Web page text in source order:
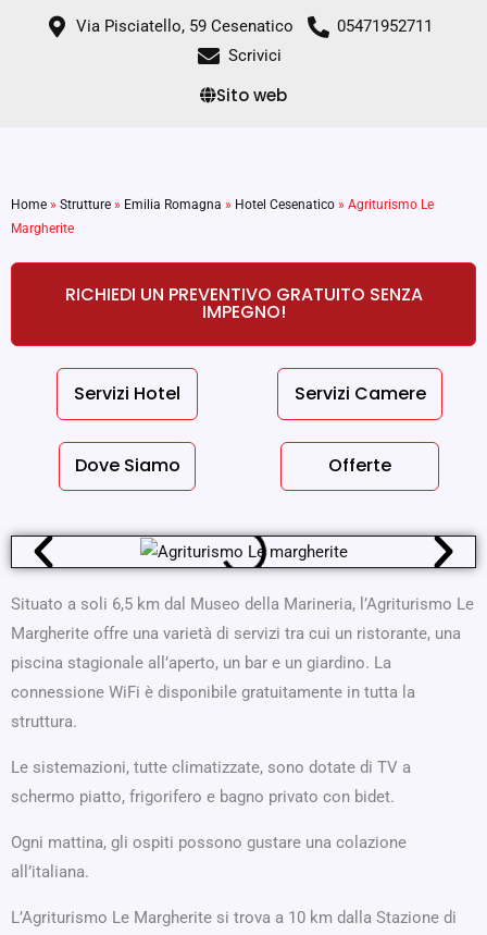
Via Pisciatello, 59 Cesenatico
05471952711
Scrivici
Sito web
Home » Strutture » Emilia Romagna » Hotel Cesenatico » Agriturismo Le
Margherite
RICHIEDI UN PREVENTIVO GRATUITO SENZA
IMPEGNO!
Servizi Hotel Servizi Camere
Dove Siamo Offerte
Situato a soli 6,5 km dal Museo della Marineria, l’Agriturismo Le
Margherite offre una varietà di servizi tra cui un ristorante, una
piscina stagionale all’aperto, un bar e un giardino. La
connessione WiFi è disponibile gratuitamente in tutta la
struttura.
Le sistemazioni, tutte climatizzate, sono dotate di TV a
schermo piatto, frigorifero e bagno privato con bidet.
Ogni mattina, gli ospiti possono gustare una colazione
all’italiana.
L’Agriturismo Le Margherite si trova a 10 km dalla Stazione di